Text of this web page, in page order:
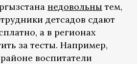
недовольны тем,
детсадов сдают
а в регионах
за тесты. Например,
воспитатели